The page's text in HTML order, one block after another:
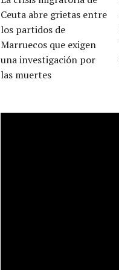
Ceuta abre grietas entre
los partidos de
Marruecos que exigen
una investigación por
las muertes